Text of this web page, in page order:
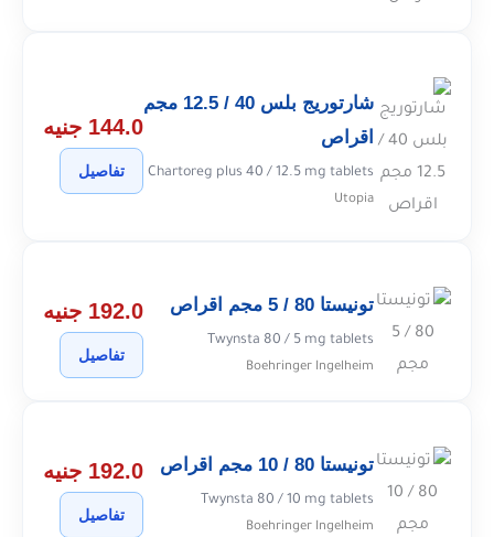
شارتوريج بلس 40 / 12.5 مجم
اقراص
Chartoreg plus 40 / 12.5 mg tablets
Utopia
144.0 جنيه
تفاصيل
تونيستا 80 / 5 مجم اقراص
Twynsta 80 / 5 mg tablets
Boehringer Ingelheim
192.0 جنيه
تفاصيل
تونيستا 80 / 10 مجم اقراص
Twynsta 80 / 10 mg tablets
Boehringer Ingelheim
192.0 جنيه
تفاصيل